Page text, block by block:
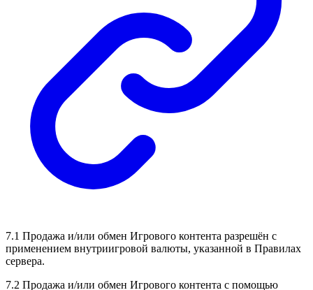
7.1 Продажа и/или обмен Игрового контента разрешён с
применением внутриигровой валюты, указанной в Правилах
сервера.
7.2 Продажа и/или обмен Игрового контента с помощью